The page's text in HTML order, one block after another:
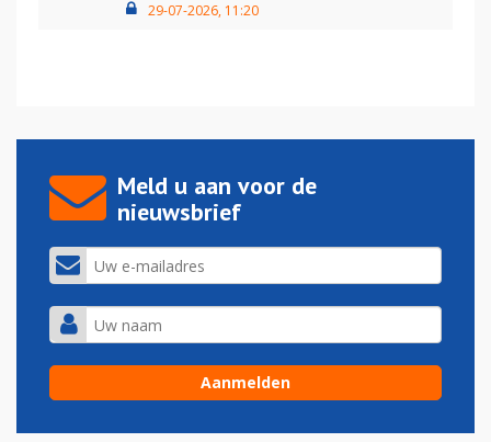
29-07-2026, 11:20
Meld u aan voor de
nieuwsbrief